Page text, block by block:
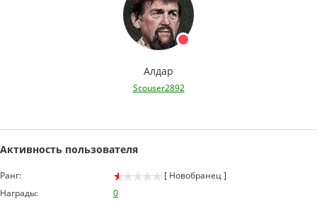
Алдар
Scouser2892
Активность пользователя
Ранг:
[ Новобранец ]
Награды:
0